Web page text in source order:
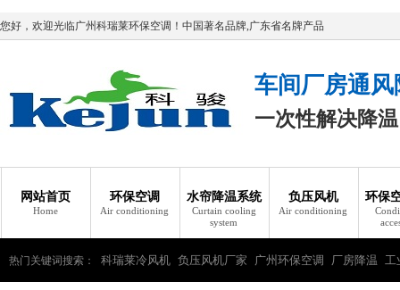
您好，欢迎光临广州科瑞莱环保空调！中国著名品牌,广东省名牌产品
车间厂房通
一次性解决降
网站首页
Home
环保空调
Air conditioning
水帘降温系统
Curtain cooling
system
负压风机
Air conditioning
环保
热门关键词搜索： 科瑞莱冷风机 负压风机厂家 广州环保空调 厂房降温 工